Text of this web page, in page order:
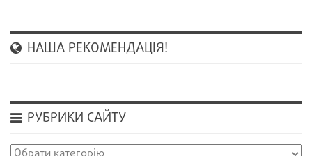
НАША РЕКОМЕНДАЦІЯ!
РУБРИКИ САЙТУ